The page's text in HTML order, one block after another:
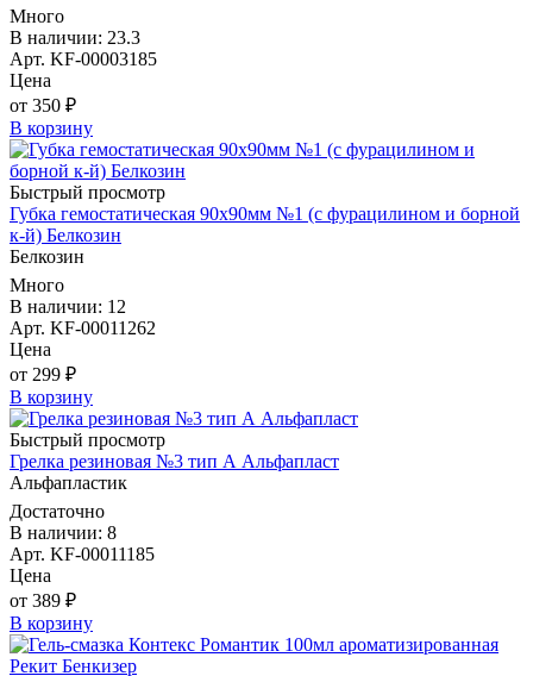
Много
В наличии: 23.3
Арт. KF-00003185
Цена
от 350 ₽
В корзину
Быстрый просмотр
Губка гемостатическая 90х90мм №1 (с фурацилином и борной
к-й) Белкозин
Белкозин
Много
В наличии: 12
Арт. KF-00011262
Цена
от 299 ₽
В корзину
Быстрый просмотр
Грелка резиновая №3 тип А Альфапласт
Альфапластик
Достаточно
В наличии: 8
Арт. KF-00011185
Цена
от 389 ₽
В корзину